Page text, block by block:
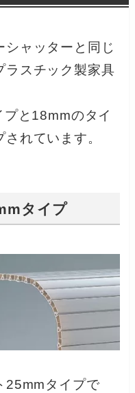
シャッターと同じ
ラスチック製家具
と18mmのタイ
れています。
タイプ
25mmタイプで